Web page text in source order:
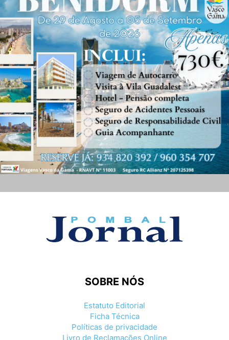
SOBRE NÓS
Estatuto Editorial
Ficha Técnica
Políticas de privacidade
Livro de Reclamações Online